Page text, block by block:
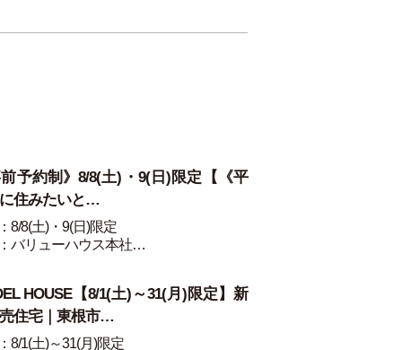
予約制》8/8(土)・9(日)限定【《平
住みたいと…
8/8(土)・9(日)限定
バリューハウス本社…
HOUSE【8/1(土)～31(月)限定】新
住宅｜東根市…
8/1(土)～31(月)限定